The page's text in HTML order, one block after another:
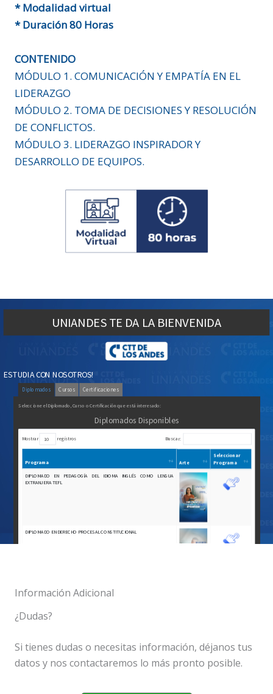
* Modalidad virtual
* Duración 80 Horas
CONTENIDO
MÓDULO 1. COMUNICACIÓN Y EMPATÍA EN EL
LIDERAZGO
MÓDULO 2. TOMA DE DECISIONES Y RESOLUCIÓN
DE CONFLICTOS.
MÓDULO 3. LIDERAZGO INSPIRADOR Y
DESARROLLO DE EQUIPOS.
Información Adicional
¿Dudas?
Si tienes dudas o necesitas información, déjanos tus
datos y nos contactaremos lo más pronto posible.